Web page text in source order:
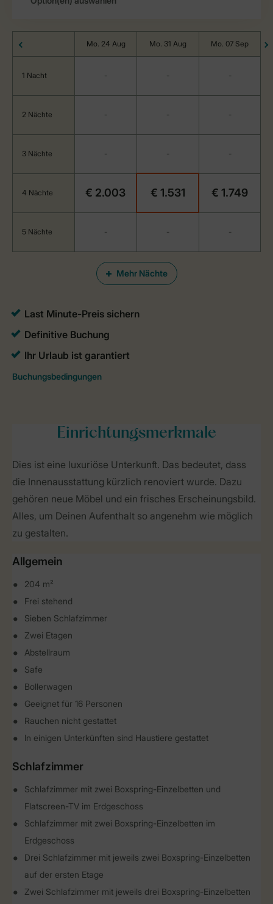
Mehr Nächte
Mo. 24 Aug Mo. 31 Aug Mo. 07 Sep
1 Nacht - - -
2 Nächte - - -
3 Nächte - - -
4 Nächte € 2.003 € 1.531 € 1.749
5 Nächte - - -
Einrichtungsmerkmale
Dies ist eine luxuriöse Unterkunft. Das bedeutet, dass
die Innenausstattung kürzlich renoviert wurde. Dazu
gehören neue Möbel und ein frisches Erscheinungsbild.
Alles, um Deinen Aufenthalt so angenehm wie möglich
zu gestalten.
Allgemein
204 m²
Frei stehend
Sieben Schlafzimmer
Zwei Etagen
Abstellraum
Safe
Bollerwagen
Geeignet für 16 Personen
Rauchen nicht gestattet
In einigen Unterkünften sind Haustiere gestattet
Schlafzimmer
Schlafzimmer mit zwei Boxspring-Einzelbetten und
Flatscreen-TV im Erdgeschoss
Schlafzimmer mit zwei Boxspring-Einzelbetten im
Erdgeschoss
Drei Schlafzimmer mit jeweils zwei Boxspring-Einzelbetten
auf der ersten Etage
Zwei Schlafzimmer mit jeweils drei Boxspring-Einzelbetten